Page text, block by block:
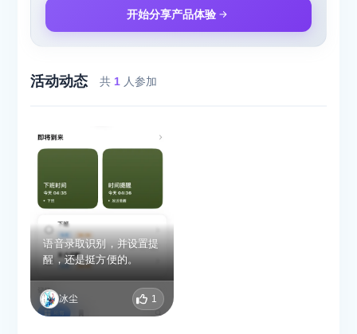
开始分享产品体验
活动动态 共 1 人参加
语音录取识别，并设置提
醒，还是挺方便的。
冰尘 1